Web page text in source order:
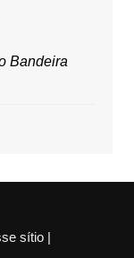
Bandeira
sítio |